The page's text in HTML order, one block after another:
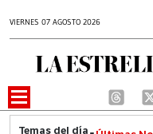
VIERNES 07 AGOSTO 2026